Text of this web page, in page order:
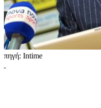
πηγή: Intime